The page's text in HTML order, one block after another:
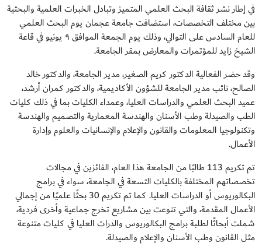
في إطار نشر ثقافة البحث العلمي المتميز وتبادل الخبرات العلمية والبحثية
بين مختلف التخصصات، استضافت جامعة عجمان يوم البحث العلمي
للعام السادس على التوالي، وذلك يوم الجمعة الموافق ٩ يونيو في قاعة
الشيخ زايد للمؤتمرات والمعارض بمقر الجامعة.
وقد حضر الفعالية الدكتور كريم الصغير، مدير الجامعة، والدكتور خالد
الصالح، نائب مدير الجامعة للشؤون الأكاديمية، والدكتور كمران أرشد،
عميد البحث العلمي والدراسات العليا، وعمداء الكليات بما في ذلك كليات
الطب والصيدلة وطب الأسنان والهندسة المعمارية والتصميم والهندسة
وتكنولوجيا المعلومات والقانون والإعلام والإنسانيات والعلوم وإدارة
الأعمال.
تم تكريم 113 طالبًا من الجامعة هذا العام، الفائزين في مجالات
تخصصاتهم المختلفة بالكليات التسعة في الجامعة، سواء في برامج
البكالوريوس أو الدراسات العليا. كما تم تكريم 30 بحثًا علميًا من إجمالي
الأعمال المقدمة، والتي تنوعت بين مشاريع تخرج جماعية وأخرى فردية،
شملت أبحاثًا لطلبة برامج البكالوريوس والدرات العليا في كليات متنوعة
مثل القانون وطب الأسنان والإعلام والصيدلة.